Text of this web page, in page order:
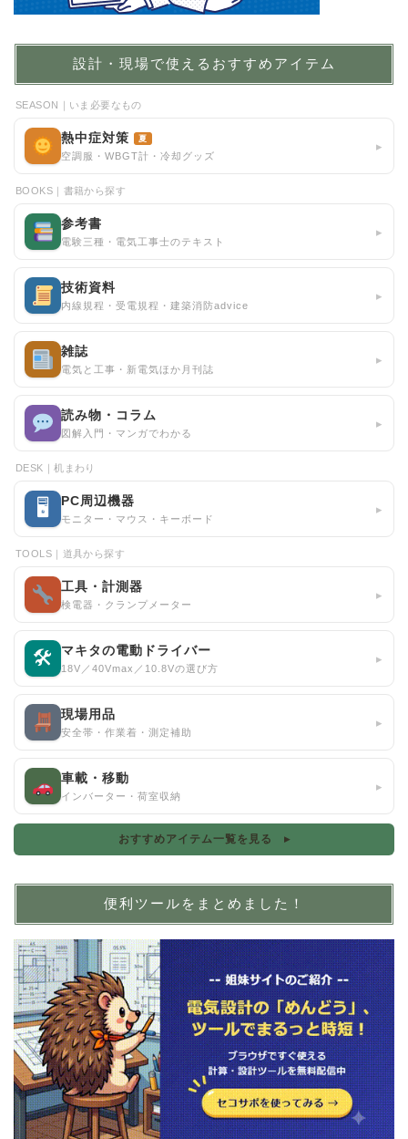
設計・現場で使えるおすすめアイテム
SEASON｜いま必要なもの
熱中症対策 夏
空調服・WBGT計・冷却グッズ
▸
BOOKS｜書籍から探す
参考書
電験三種・電気工事士のテキスト
▸
技術資料
内線規程・受電規程・建築消防advice
▸
雑誌
電気と工事・新電気ほか月刊誌
▸
読み物・コラム
図解入門・マンガでわかる
▸
DESK｜机まわり
🖥 PC周辺機器
モニター・マウス・キーボード
▸
TOOLS｜道具から探す
工具・計測器
検電器・クランプメーター
▸
🛠 マキタの電動ドライバー
18V／40Vmax／10.8Vの選び方
▸
現場用品
安全帯・作業着・測定補助
▸
車載・移動
インバーター・荷室収納
▸
おすすめアイテム一覧を見る ▸
便利ツールをまとめました！